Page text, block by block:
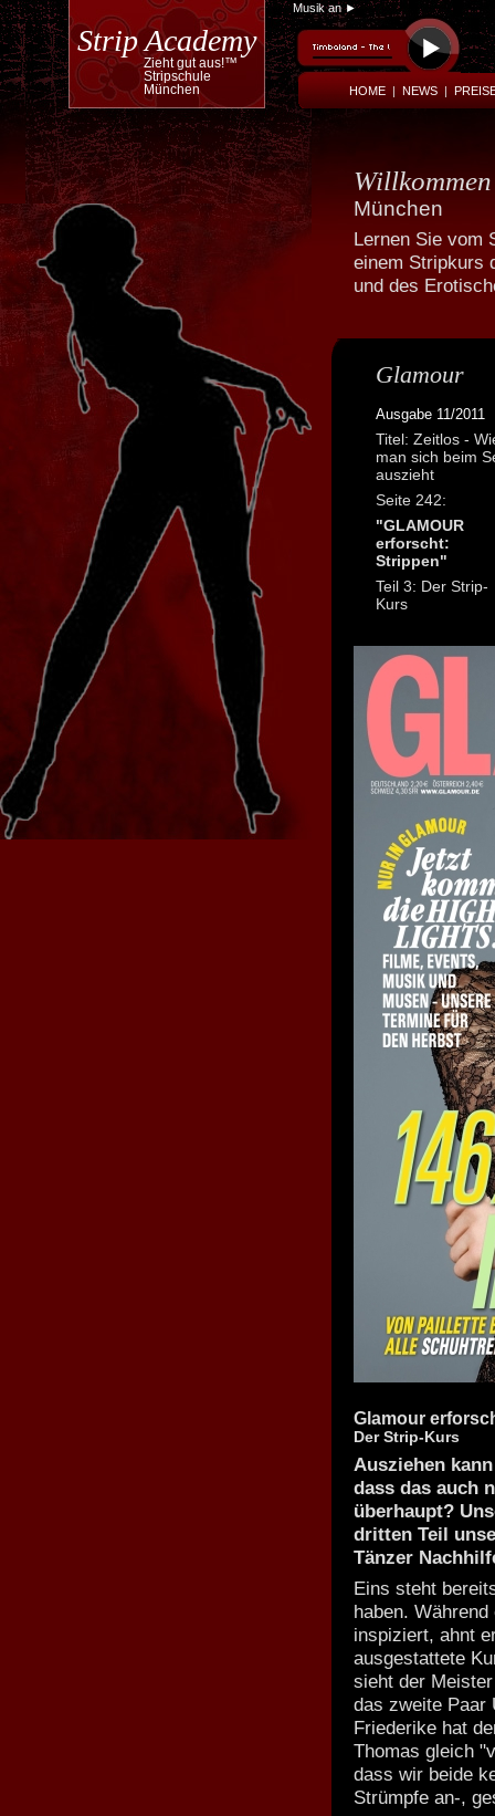
Strip Academy
Zieht gut aus!™
Stripschule
München
Powered by Translate
HOME | NEWS |
Musik an ►
München
Lernen Sie vom
einem Stripkurs
und des
Glamour
Ausgabe 11/2011
Titel: Zeitlos -
man sich beim
auszieht
Seite 242:
"GLAMOUR
erforscht:
Strippen"
Teil 3: Der Strip-
Kurs
Glamour
Der Strip-Kurs
Ausziehen
dass das auch
überhaupt?
dritten Teil
Tänzer
Eins steht
haben.
inspiziert, ahnt
ausgestattete
sieht der
das zweite Paar
Friederike hat
Thomas gleich
dass wir beide
Strümpfe an-,